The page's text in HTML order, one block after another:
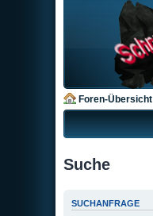
Foren-Übersicht
Suche
SUCHANFRAGE